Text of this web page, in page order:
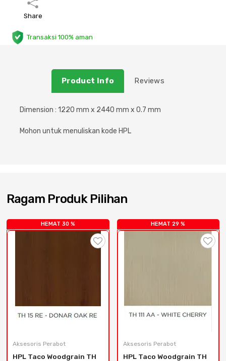
Aksesoris Perabot
Atap & Lantai
Semen & Sejenisnya
Share
Transaksi 100% aman
Product Info Reviews
Dimension : 1220 mm x 2440 mm x 0.7 mm
Mohon untuk menuliskan kode HPL
Ragam Produk Pilihan
HEMAT 30 %
Aksesoris Perabot
HPL Taco Woodgrain TH
HEMAT 29 %
Aksesoris Perabot
HPL Taco Woodgrain TH